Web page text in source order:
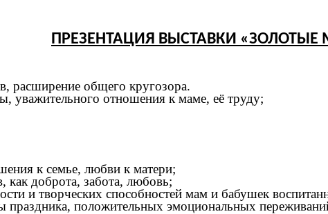
ПРЕЗЕНТАЦИЯ ВЫСТАВКИ
расширение общего кругозора.
уважительного отношения к маме, её труду;
к семье, любви к матери;
как доброта, забота, любовь;
и творческих способностей мам и бабушек
праздника, положительных эмоциональных